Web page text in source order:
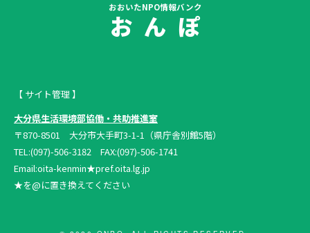
おおいたNPO情報バンク
お ん ぽ
【 サイト管理 】
大分県生活環境部協働・共助推進室
〒870-8501 大分市大手町3-1-1（県庁舎別館5階）
TEL:(097)-506-3182 FAX:(097)-506-1741
Email:oita-kenmin★pref.oita.lg.jp
★を@に置き換えてください